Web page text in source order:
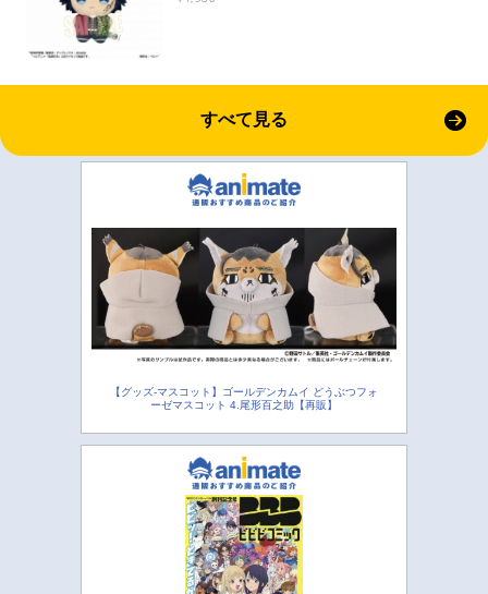
すべて見る
【グッズ-マスコット】ゴールデンカムイ どうぶつフォ
ーゼマスコット 4.尾形百之助【再販】